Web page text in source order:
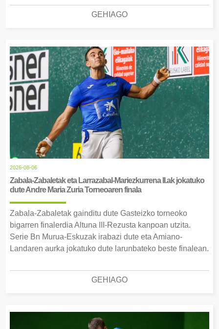
GEHIAGO
2026-08-06
Zabala-Zabaletak eta Larrazabal-Mariezkurrena II.ak jokatuko
dute Andre Maria Zuria Torneoaren finala
Zabala-Zabaletak gainditu dute Gasteizko torneoko
bigarren finalerdia Altuna III-Rezusta kanpoan utzita.
Serie Bn Murua-Eskuzak irabazi dute eta Amiano-
Landaren aurka jokatuko dute larunbateko beste finalean.
GEHIAGO